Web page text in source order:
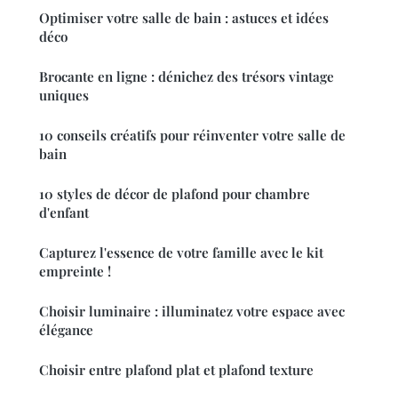
Optimiser votre salle de bain : astuces et idées
déco
Brocante en ligne : dénichez des trésors vintage
uniques
10 conseils créatifs pour réinventer votre salle de
bain
10 styles de décor de plafond pour chambre
d'enfant
Capturez l'essence de votre famille avec le kit
empreinte !
Choisir luminaire : illuminatez votre espace avec
élégance
Choisir entre plafond plat et plafond texture